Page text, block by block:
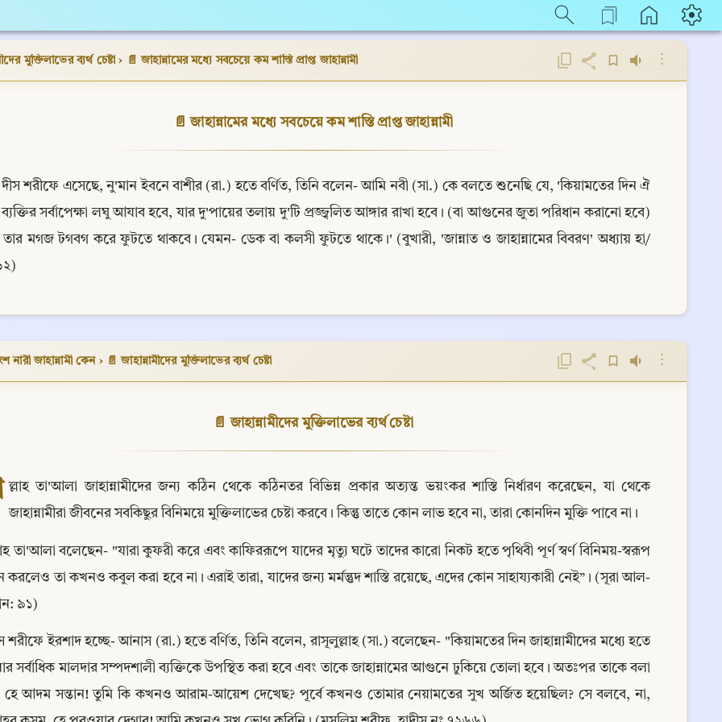
মুক্তিলাভের ব্যর্থ চেষ্টা › 📄 জাহান্নামের মধ্যে সবচেয়ে কম শাস্তি প্রাপ্ত জাহান্নামী ⋮
📄 জাহান্নামের মধ্যে সবচেয়ে কম শাস্তি প্রাপ্ত জাহান্নামী
দীস শরীফে এসেছে, নু'মান ইবনে বাশীর (রা.) হতে বর্ণিত, তিনি বলেন- আমি নবী (সা.) কে বলতে শুনেছি যে, 'কিয়ামতের দিন ঐ
ব্যক্তির সর্বাপেক্ষা লঘু আযাব হবে, যার দু'পায়ের তলায় দু'টি প্রজ্জ্বলিত আঙ্গার রাখা হবে। (বা আগুনের জুতা পরিধান করানো হবে)
মগজ টগবগ করে ফুটতে থাকবে। যেমন- ডেক বা কলসী ফুটতে থাকে।' (বুখারী, 'জান্নাত ও জাহান্নামের বিবরণ' অধ্যায় হা/
নারী জাহান্নামী কেন › 📄 জাহান্নামীদের মুক্তিলাভের ব্যর্থ চেষ্টা ⋮
📄 জাহান্নামীদের মুক্তিলাভের ব্যর্থ চেষ্টা
ল্লাহ তা'আলা জাহান্নামীদের জন্য কঠিন থেকে কঠিনতর বিভিন্ন প্রকার অত্যন্ত ভয়ংকর শাস্তি নির্ধারণ করেছেন, যা থেকে
জাহান্নামীরা জীবনের সবকিছুর বিনিময়ে মুক্তিলাভের চেষ্টা করবে। কিন্তু তাতে কোন লাভ হবে না, তারা কোনদিন মুক্তি পাবে না।
তা'আলা বলেছেন- "যারা কুফরী করে এবং কাফিররূপে যাদের মৃত্যু ঘটে তাদের কারো নিকট হতে পৃথিবী পূর্ণ স্বর্ণ বিনিময়-স্বরূপ
করলেও তা কখনও কবুল করা হবে না। এরাই তারা, যাদের জন্য মর্মন্তুদ শাস্তি রয়েছে, এদের কোন সাহায্যকারী নেই”। (সূরা আল-
৯১)
শরীফে ইরশাদ হচ্ছে- আনাস (রা.) হতে বর্ণিত, তিনি বলেন, রাসূলুল্লাহ (সা.) বলেছেন- "কিয়ামতের দিন জাহান্নামীদের মধ্যে হতে
সর্বাধিক মালদার সম্পদশালী ব্যক্তিকে উপস্থিত করা হবে এবং তাকে জাহান্নামের আগুনে ঢুকিয়ে তোলা হবে। অতঃপর তাকে বলা
হে আদম সন্তান! তুমি কি কখনও আরাম-আয়েশ দেখেছ? পূর্বে কখনও তোমার নেয়ামতের সুখ অর্জিত হয়েছিল? সে বলবে, না,
Copy